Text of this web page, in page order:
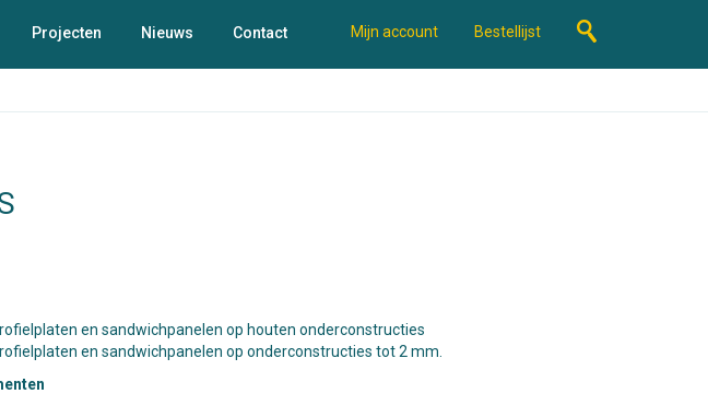
Projecten Nieuws Contact Mijn account Bestellijst
en sandwichpanelen op houten onderconstructies
en sandwichpanelen op onderconstructies tot 2 mm.